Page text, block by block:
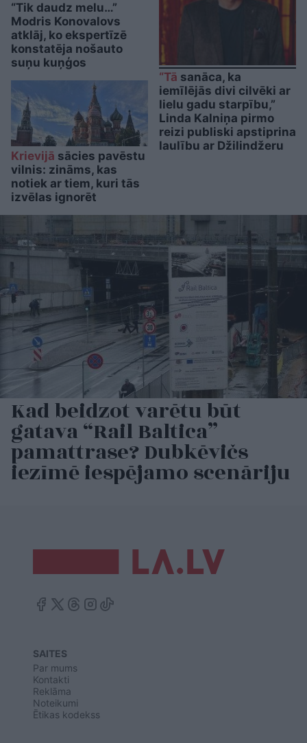
“Tik daudz melu…”
Modris Konovalovs
atklāj, ko ekspertīzē
konstatēja nošauto
suņu kuņģos
Krievijā sācies pavēstu
vilnis: zināms, kas
notiek ar tiem, kuri tās
izvēlas ignorēt
“Tā sanāca, ka
iemīlējās divi cilvēki ar
lielu gadu starpību,”
Linda Kalniņa pirmo
reizi publiski apstiprina
laulību ar Džilindžeru
Kad beidzot varētu būt
gatava “Rail Baltica”
pamattrase? Dubkēvičs
iezīmē iespējamo scenāriju
SAITES
Par mums
Kontakti
Reklāma
Noteikumi
Ētikas kodekss